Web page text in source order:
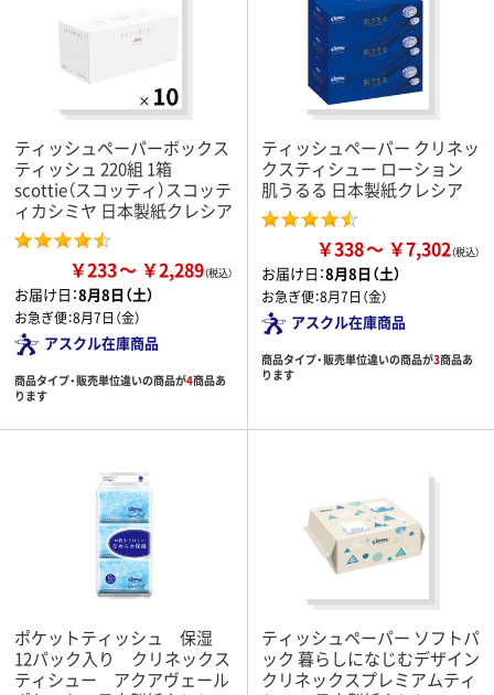
ティッシュペーパーボックス
ティッシュ 220組 1箱
scottie（スコッティ）スコッテ
ィカシミヤ 日本製紙クレシア
￥233 ￥2,289
お届け日：8月8日（土）
お急ぎ便：8月7日（金）
アスクル在庫商品
商品タイプ・販売単位違いの商品が4商品あ
ります
ティッシュペーパー クリネッ
クスティシュー ローション
肌うるる 日本製紙クレシア
￥338 ￥7,302
お届け日：8月8日（土）
お急ぎ便：8月7日（金）
アスクル在庫商品
商品タイプ・販売単位違いの商品が3商品あ
ります
ポケットティッシュ 保湿
12パック入り クリネックス
ティシュー アクアヴェール
ティッシュペーパー ソフトパ
ック 暮らしになじむデザイン
クリネックスプレミアムティ